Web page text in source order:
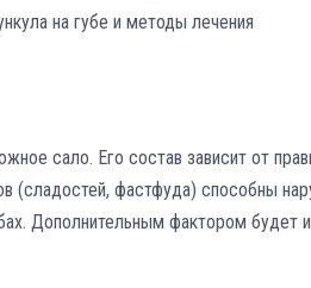
сало. Его состав зависит от
(сладостей, фастфуда) способны
Дополнительным фактором